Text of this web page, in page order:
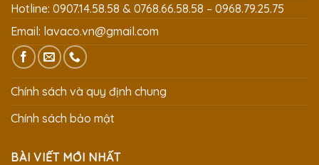
Hotline: 0907.14.58.58 & 0768.66.58.58 – 0968.79.25.75
Email: lavaco.vn@gmail.com
Chính sách và quy định chung
Chính sách bảo mật
BÀI VIẾT MỚI NHẤT